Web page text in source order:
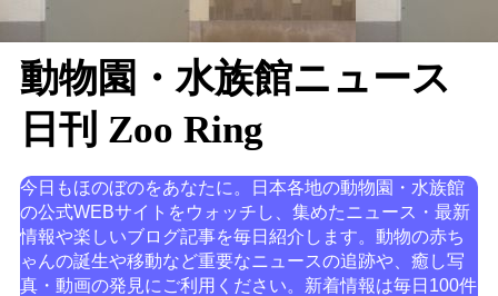
動物園・水族館ニュース
日刊 Zoo Ring
今日もほのぼのをあなたに。日本各地の動物園・水族館
の公式WEBサイトをウォッチし、集めたニュース・最新
情報や楽しいブログ記事を毎日紹介します。動物の赤ち
ゃんの誕生や移動など重要なニュースの追跡や、癒し写
真・動画の発見にご利用ください。新着情報は毎日100件